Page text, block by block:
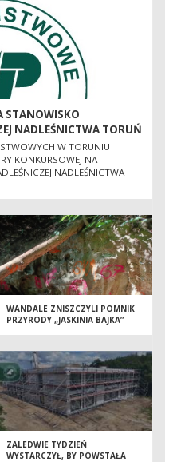
STANOWISKO
NADLEŚNICTWA TORUŃ
W TORUNIU
KONKURSOWEJ NA
NADLEŚNICTWA
WANDALE ZNISZCZYLI POMNIK
PRZYRODY „JASKINIA BAJKA”
ZALEDWIE TYDZIEŃ
WYSTARCZYŁ, BY POWSTAŁA